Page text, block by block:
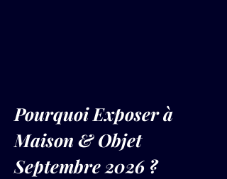
Pourquoi Exposer à
Maison & Objet
Septembre 2026 ?